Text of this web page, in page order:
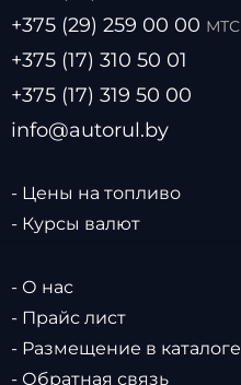
+375 (29) 259 00 00 МТС
+375 (17) 310 50 01
+375 (17) 319 50 00
info@autorul.by
- Цены на топливо
- Курсы валют
- О нас
- Прайс лист
- Размещение в каталоге
- Обратная связь